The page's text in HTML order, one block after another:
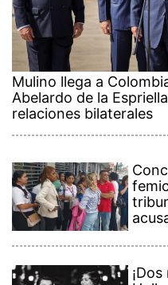
Mulino llega a
Abelardo de la
relaciones bilaterales